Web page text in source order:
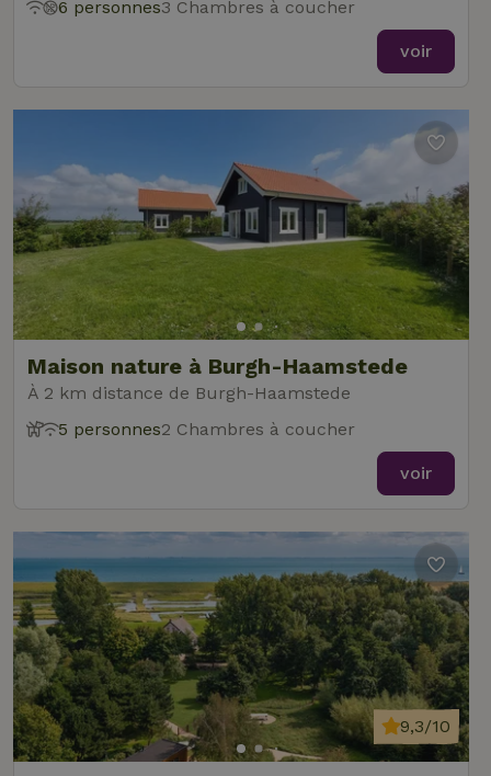
6 personnes3 Chambres à coucher
voir
Maison nature à Burgh-Haamstede
À 2 km distance de Burgh-Haamstede
5 personnes2 Chambres à coucher
voir
9,3/10